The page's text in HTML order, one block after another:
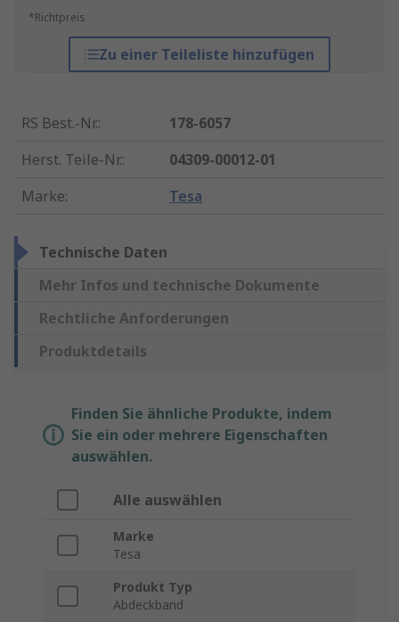
*Richtpreis
Zu einer Teileliste hinzufügen
RS Best.-Nr.:
178-6057
Herst. Teile-Nr.:
04309-00012-01
Marke: Tesa
Technische Daten
Mehr Infos und technische Dokumente
Rechtliche Anforderungen
Produktdetails
Finden Sie ähnliche Produkte, indem
Sie ein oder mehrere Eigenschaften
auswählen.
Alle auswählen
Marke
Tesa
Produkt Typ
Abdeckband